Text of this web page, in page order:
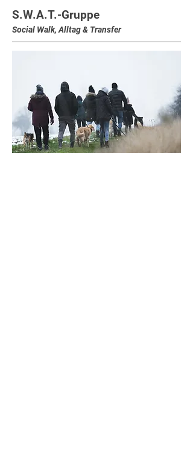
S.W.A.T.-Gruppe
Social Walk, Alltag & Transfer